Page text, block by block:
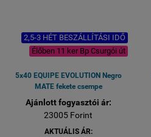
2,5-3 HÉT BESZÁLLÍTÁSI IDŐ
Élőben 11 ker Bp Csurgói út
5x40 EQUIPE EVOLUTION Negro
MATE fekete csempe
Ajánlott fogyasztói ár:
23005 Forint
AKTUÁLIS ÁR: